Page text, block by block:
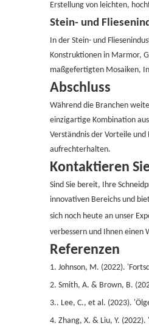
Erstellung von leichten,
Stein- und
In der Stein- und
Konstruktionen in Marmor,
maßgefertigten Mosaiken,
Abschluss
Während die Branchen
einzigartige Kombination
Verständnis der Vorteile
aufrechterhalten.
Kontaktieren
Sind Sie bereit, Ihre
innovativen Bereichs und
sich noch heute an unser
verbessern und Ihnen einen
Referenzen
1. Johnson, M. (2022).
2. Smith, A. & Brown, B.
3.. Lee, C., et al. (2023).
4. Zhang, X. & Liu, Y.